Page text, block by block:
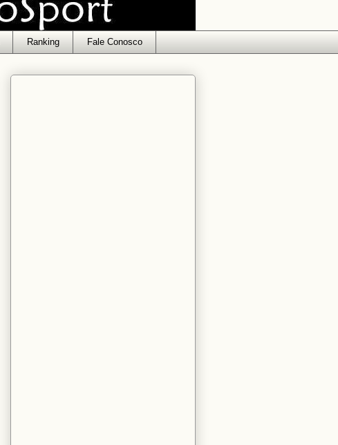
Ranking Fale Conosco